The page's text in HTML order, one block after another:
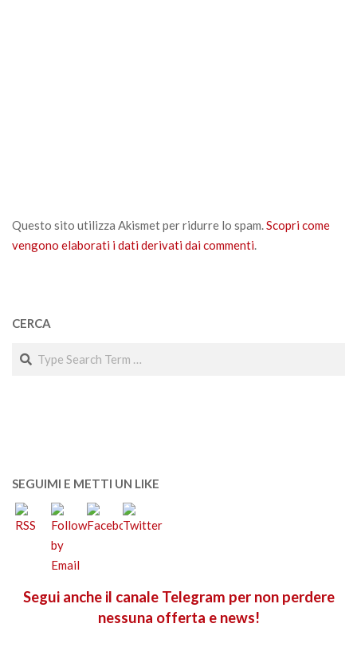
Questo sito utilizza Akismet per ridurre lo spam.Scopri come
vengono elaborati i dati derivati dai commenti.
CERCA
Search
SEGUIMI E METTI UN LIKE
Segui anche il canale Telegram per non perdere
nessuna offerta e news!